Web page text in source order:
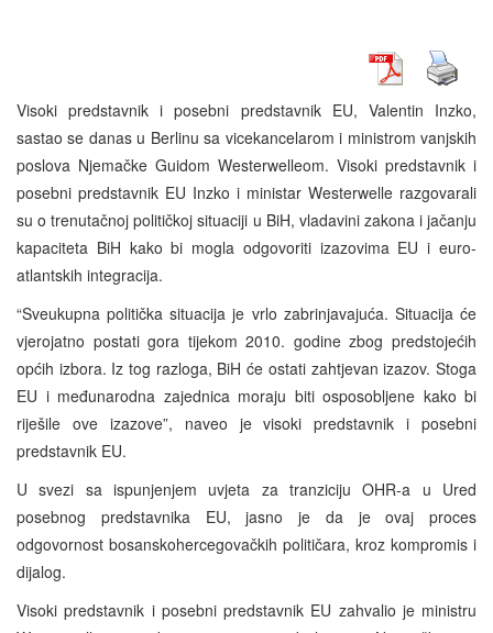
Visoki predstavnik i posebni predstavnik EU, Valentin Inzko,
sastao se danas u Berlinu sa vicekancelarom i ministrom vanjskih
poslova Njemačke Guidom Westerwelleom. Visoki predstavnik i
posebni predstavnik EU Inzko i ministar Westerwelle razgovarali
su o trenutačnoj političkoj situaciji u BiH, vladavini zakona i jačanju
kapaciteta BiH kako bi mogla odgovoriti izazovima EU i euro-
atlantskih integracija.
“Sveukupna politička situacija je vrlo zabrinjavajuća. Situacija će
vjerojatno postati gora tijekom 2010. godine zbog predstojećih
općih izbora. Iz tog razloga, BiH će ostati zahtjevan izazov. Stoga
EU i međunarodna zajednica moraju biti osposobljene kako bi
riješile ove izazove”, naveo je visoki predstavnik i posebni
predstavnik EU.
U svezi sa ispunjenjem uvjeta za tranziciju OHR-a u Ured
posebnog predstavnika EU, jasno je da je ovaj proces
odgovornost bosanskohercegovačkih političara, kroz kompromis i
dijalog.
Visoki predstavnik i posebni predstavnik EU zahvalio je ministru